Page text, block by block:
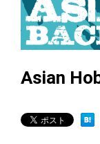
Asian